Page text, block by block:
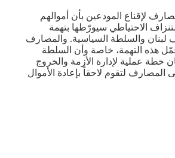
لإقناع المودعين بأن أموالهم
الاحتياطي سيورّطها بتهمة
لبنان والسلطة السياسية. والمصارف
هذه التهمة، خاصة وأن السلطة
خطة عملية لإدارة الأزمة والخروج
المصارف لتقوم لاحقاً بإعادة الأموال